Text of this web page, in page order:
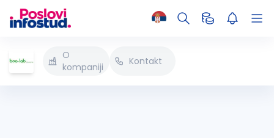
O
kompaniji
Kontakt